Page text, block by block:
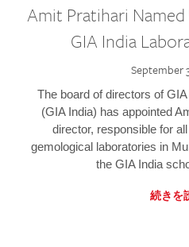
Amit Pratihari
GIA India
September
The board of directors of
(GIA India) has appointed
director, responsible for
gemological laboratories in
the GIA India
続きを